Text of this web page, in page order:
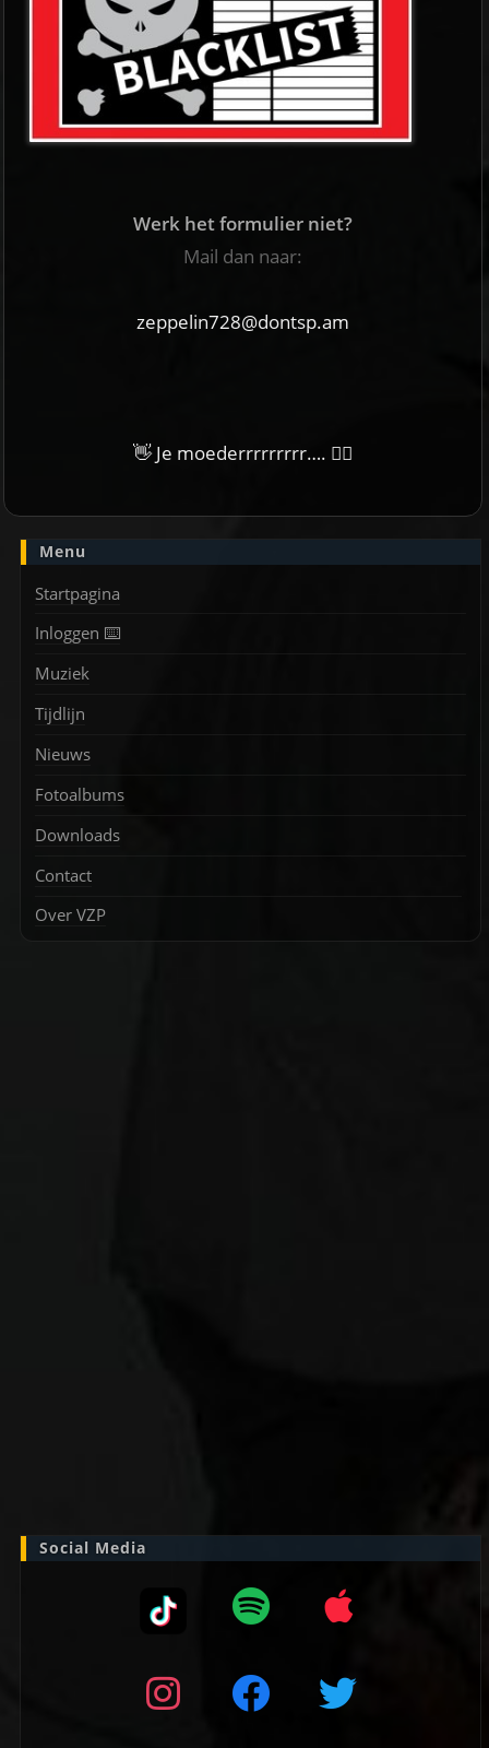
Werk het formulier niet?
Mail dan naar:
zeppelin728@dontsp.am
👋 Je moederrrrrrrrr…. 🙋‍♀
Menu
Startpagina
Inloggen ⌨️
Muziek
Tijdlijn
Nieuws
Fotoalbums
Downloads
Contact
Over VZP
Social Media